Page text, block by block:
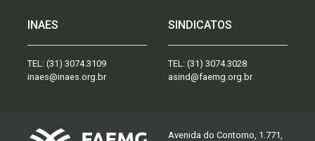
INAES
TEL: (31) 3074.3109
inaes@inaes.org.br
SINDICATOS
TEL: (31) 3074.3028
asind@faemg.org.br
Avenida do Contorno, 1.771,